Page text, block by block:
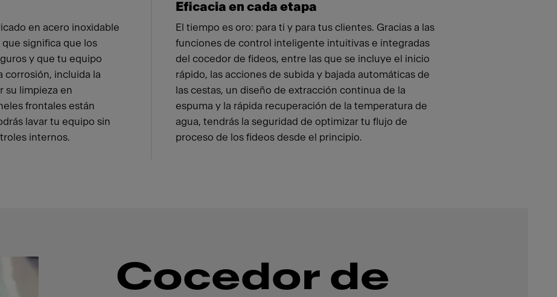
en acero inoxidable
significa que los
y que tu equipo
corrosión, incluida la
su limpieza en
frontales están
lavar tu equipo sin
internos.
Eficacia en cada etapa
El tiempo es oro: para ti y para tus clientes. Gracias a las
funciones de control inteligente intuitivas e integradas
del cocedor de fideos, entre las que se incluye el inicio
rápido, las acciones de subida y bajada automáticas de
las cestas, un diseño de extracción continua de la
espuma y la rápida recuperación de la temperatura de
agua, tendrás la seguridad de optimizar tu flujo de
proceso de los fideos desde el principio.
Cocedor de